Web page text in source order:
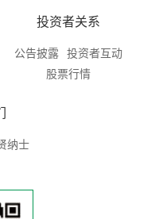
投资者关系
公告披露
投资者互动
股票行情
纳士